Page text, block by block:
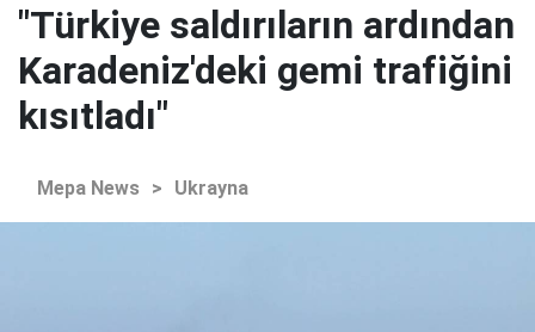
"Türkiye saldırıların ardından
Karadeniz'deki gemi trafiğini
kısıtladı"
Mepa News > Ukrayna